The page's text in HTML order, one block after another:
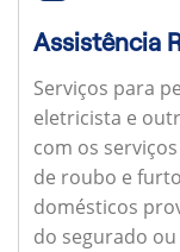
Assistência
Serviços para
eletricista e
com os
de roubo e
domésticos
do segurado